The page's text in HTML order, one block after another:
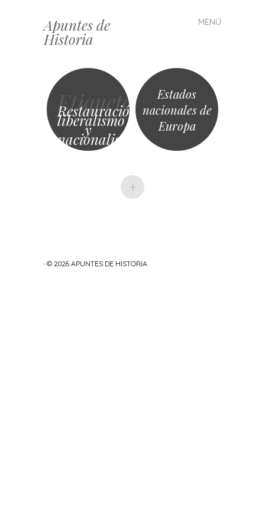
Apuntes de
Historia
MENÚ
Saltar
al
Etiqueta
Restauración
liberalismo
y
nacionalismo
Estados
nacionales de
Europa
+
· © 2026 APUNTES DE HISTORIA